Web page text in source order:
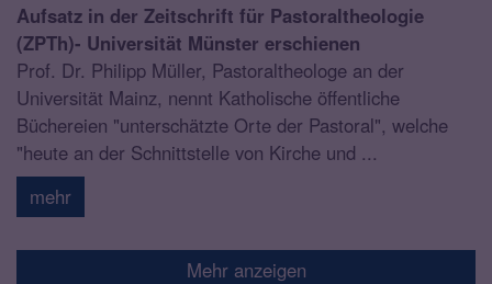
Aufsatz in der Zeitschrift für Pastoraltheologie
(ZPTh)- Universität Münster erschienen
Prof. Dr. Philipp Müller, Pastoraltheologe an der
Universität Mainz, nennt Katholische öffentliche
Büchereien "unterschätzte Orte der Pastoral", welche
"heute an der Schnittstelle von Kirche und ...
mehr
Mehr anzeigen